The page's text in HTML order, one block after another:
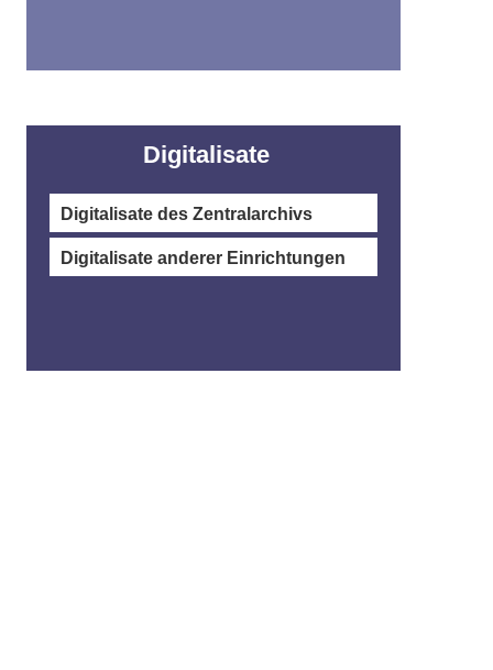
Digitalisate
Digitalisate des Zentralarchivs
Digitalisate anderer Einrichtungen